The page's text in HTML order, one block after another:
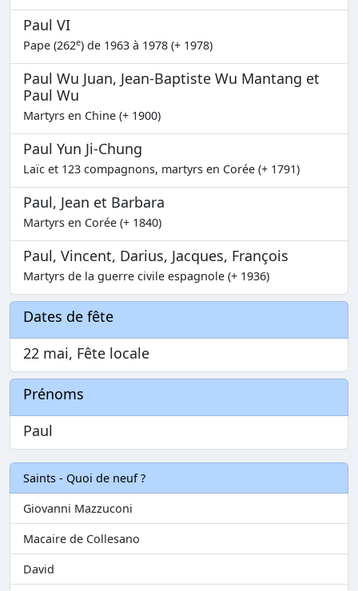
Paul VI
Pape (262e) de 1963 à 1978 (+ 1978)
Paul Wu Juan, Jean-Baptiste Wu Mantang et
Paul Wu
Martyrs en Chine (+ 1900)
Paul Yun Ji-Chung
Laïc et 123 compagnons, martyrs en Corée (+ 1791)
Paul, Jean et Barbara
Martyrs en Corée (+ 1840)
Paul, Vincent, Darius, Jacques, François
Martyrs de la guerre civile espagnole (+ 1936)
Dates de fête
22 mai, Fête locale
Prénoms
Paul
Saints - Quoi de neuf ?
Giovanni Mazzuconi
Macaire de Collesano
David